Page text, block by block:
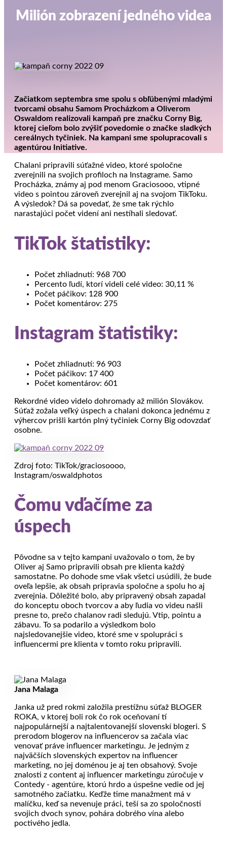
Milión zobrazení jedného videa
Začiatkom septembra sme spolu s obľúbenými mladými
tvorcami obsahu Samom Procházkom a Oliverom
Oswaldom realizovali kampaň pre značku Corny Big,
ktorej cieľom bolo zvýšiť povedomie o značke sladkých
cereálnych tyčiniek. Na kampani sme spolupracovali s
agentúrou Initiative.
Chalani pripravili súťažné video, ktoré spoločne
zverejnili na svojich profiloch na Instagrame. Samo
Procházka, známy aj pod menom Graciosooo, vtipné
video s pointou zároveň zverejnil aj na svojom TikToku.
A výsledok? Dá sa povedať, že sme tak rýchlo
narastajúci počet videní ani nestíhali sledovať.
TikTok štatistiky:
Počet zhliadnutí: 968 700
Percento ľudí, ktorí videli celé video: 30,11 %
Počet páčikov: 128 900
Počet komentárov: 275
Instagram štatistiky:
Počet zhliadnutí: 96 903
Počet páčikov: 17 400
Počet komentárov: 601
Rekordné video videlo dohromady až milión Slovákov.
Súťaž zožala veľký úspech a chalani dokonca jednému z
výhercov prišli kartón plný tyčiniek Corny Big odovzdať
osobne.
Zdroj foto: TikTok/graciosoooo,
Instagram/oswaldphotos
Čomu vďačíme za
úspech
Pôvodne sa v tejto kampani uvažovalo o tom, že by
Oliver aj Samo pripravili obsah pre klienta každý
samostatne. Po dohode sme však všetci usúdili, že bude
oveľa lepšie, ak obsah pripravia spoločne a spolu ho aj
zverejnia. Dôležité bolo, aby pripravený obsah zapadal
do konceptu oboch tvorcov a aby ľudia vo videu našli
presne to, prečo chalanov radi sledujú. Vtip, pointu a
zábavu. To sa podarilo a výsledkom bolo
najsledovanejšie video, ktoré sme v spolupráci s
influencermi pre klienta v tomto roku pripravili.
Jana Malaga
Janka už pred rokmi založila prestížnu súťaž BLOGER
ROKA, v ktorej boli rok čo rok oceňovaní tí
najpopulárnejší a najtalentovanejší slovenskí blogeri. S
prerodom blogerov na influencerov sa začala viac
venovať práve influencer marketingu. Je jedným z
najväčších slovenských expertov na influencer
marketing, no jej doménou je aj ten obsahový. Svoje
znalosti z content aj influencer marketingu zúročuje v
Contedy - agentúre, ktorú hrdo a úspešne vedie od jej
samotného začiatku. Keďže time manažment má v
malíčku, keď sa nevenuje práci, teší sa zo spoločnosti
svojich dvoch synov, pohára dobrého vína alebo
poctivého jedla.